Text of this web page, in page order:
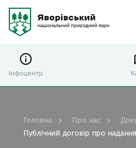
Інфоцентр
Головна Про нас
Публічний договір про